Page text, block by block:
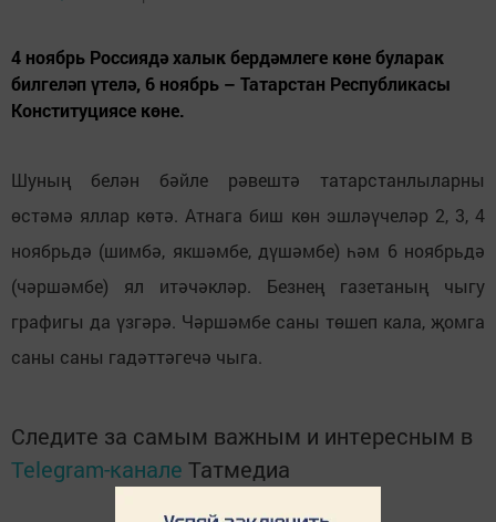
4 ноябрь Россиядә халык бердәмлеге көне буларак
билгеләп үтелә, 6 ноябрь – Татарстан Республикасы
Конституциясе көне.
Шуның белән бәйле рәвештә татарстанлыларны
өстәмә яллар көтә. Атнага биш көн эшләүчеләр 2, 3, 4
ноябрьдә (шимбә, якшәмбе, дүшәмбе) һәм 6 ноябрьдә
(чәршәмбе) ял итәчәкләр. Безнең газетаның чыгу
графигы да үзгәрә. Чәршәмбе саны төшеп кала, җомга
саны саны гадәттәгечә чыга.
Следите за самым важным и интересным в
Telegram-канале Татмедиа